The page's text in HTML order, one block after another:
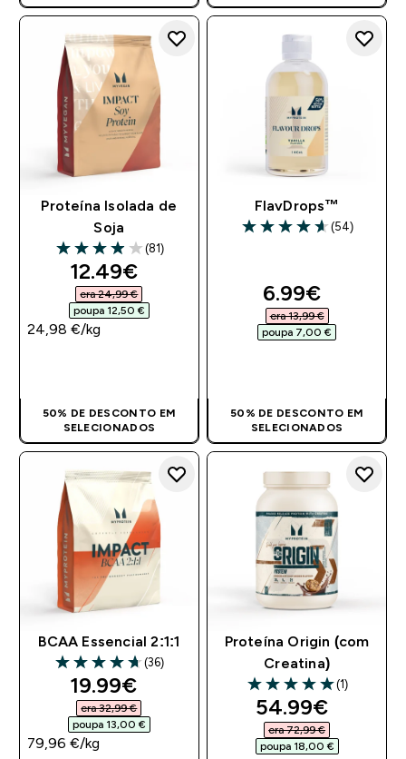
Proteína Isolada de
Soja
3.95 out of 5 stars
(81)
discounted price
12.49€‎
era 24,99 €‎
poupa 12,50 €‎
24,98 €‎/kg
50% DE DESCONTO EM
SELECIONADOS
FlavDrops™
4.61 out of 5 stars
(54)
discounted
6.99€‎
era 13,99 €‎
poupa 7,00 €‎
50% DE DESCONTO EM
SELECIONADOS
BCAA Essencial 2:1:1
4.67 out of 5 stars
(36)
discounted price
19.99€‎
era 32,99 €‎
poupa 13,00 €‎
79,96 €‎/kg
Proteína Origin (com
Creatina)
5 out of 5 stars
(1)
discounted
54.99€‎
era 72,99 €‎
poupa 18,00 €‎